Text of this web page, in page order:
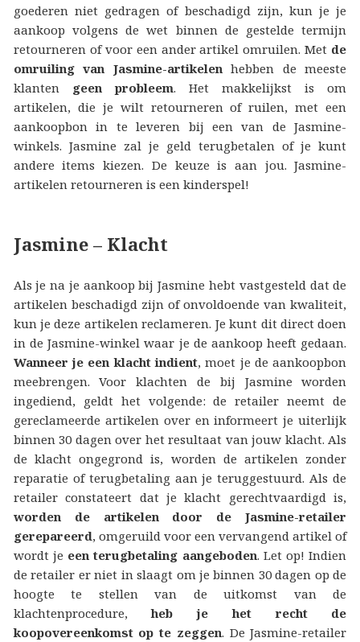
goederen niet gedragen of beschadigd zijn, kun je je
aankoop volgens de wet binnen de gestelde termijn
retourneren of voor een ander artikel omruilen. Met de
omruiling van Jasmine-artikelenhebben de meeste
klanten geen probleem. Het makkelijkst is om
artikelen, die je wilt retourneren of ruilen, met een
aankoopbon in te leveren bij een van de Jasmine-
winkels. Jasmine zal je geld terugbetalen of je kunt
andere items kiezen. De keuze is aan jou. Jasmine-
artikelen retourneren is een kinderspel!
Jasmine – Klacht
Als je na je aankoop bij Jasmine hebt vastgesteld dat de
artikelen beschadigd zijn of onvoldoende van kwaliteit,
kun je deze artikelen reclameren. Je kunt dit direct doen
in de Jasmine-winkel waar je de aankoop heeft gedaan.
Wanneer je een klacht indient, moet je de aankoopbon
meebrengen. Voor klachten de bij Jasmine worden
ingediend, geldt het volgende: de retailer neemt de
gereclameerde artikelen over en informeert je uiterlijk
binnen 30 dagen over het resultaat van jouw klacht. Als
de klacht ongegrond is, worden de artikelen zonder
reparatie of terugbetaling aan je teruggestuurd. Als de
retailer constateert dat je klacht gerechtvaardigd is,
worden de artikelen door de Jasmine-retailer
gerepareerd, omgeruild voor een vervangend artikel of
wordt je een terugbetaling aangeboden. Let op! Indien
de retailer er niet in slaagt om je binnen 30 dagen op de
hoogte te stellen van de uitkomst van de
klachtenprocedure,heb je het recht de
koopovereenkomst op te zeggen. De Jasmine-retailer